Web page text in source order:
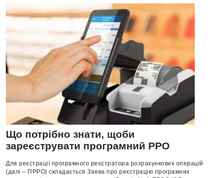
Що потрібно знати, щоби
зареєструвати програмний РРО
Для реєстрації програмного реєстратора розрахункових операцій
(далі – ПРРО) складається Заява про реєстрацію програмних